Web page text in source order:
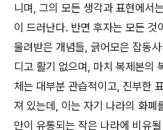
니며, 그의 모든 생각과 표현에서
이 드러난다. 반면 후자는 모든 것이
물려받은 개념들, 긁어모은 잡동
디고 활기 없으며, 마치 복제본의
체는 대부분 관습적이고, 진부한
져 있는데 , 이는 자기 나라의 화폐
만이 유통되는 작은 나라에 비유